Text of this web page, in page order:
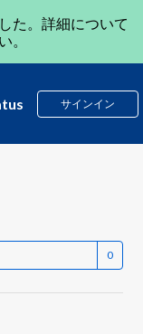
た。詳細について
。
サインイン